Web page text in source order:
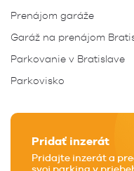
Prenájom garáže
Garáž na prenájom
Parkovanie v Bratislave
Parkovisko
Pridať inzerát
Pridajte inzerát a